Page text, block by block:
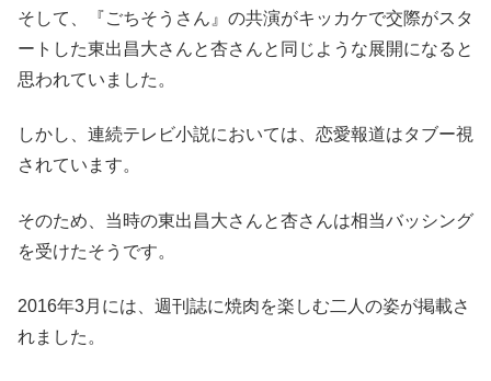
そして、『ごちそうさん』の共演がキッカケで交際がスタ
ートした東出昌大さんと杏さんと同じような展開になると
思われていました。
しかし、連続テレビ小説においては、恋愛報道はタブー視
されています。
そのため、当時の東出昌大さんと杏さんは相当バッシング
を受けたそうです。
2016年3月には、週刊誌に焼肉を楽しむ二人の姿が掲載さ
れました。